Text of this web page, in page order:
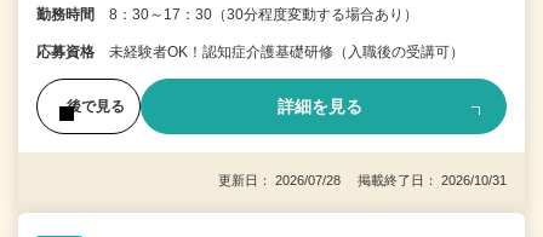
勤務時間 8：30～17：30（30分程度変動する場合あり）
応募資格 未経験者OK！認知症介護基礎研修（入職後の受講可）
後で見る 詳細を見る
更新日： 2026/07/28 掲載終了日： 2026/10/31